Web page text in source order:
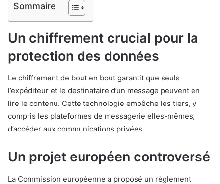
Sommaire
Un chiffrement crucial pour la
protection des données
Le chiffrement de bout en bout garantit que seuls
l’expéditeur et le destinataire d’un message peuvent en
lire le contenu. Cette technologie empêche les tiers, y
compris les plateformes de messagerie elles-mêmes,
d’accéder aux communications privées.
Un projet européen controversé
La Commission européenne a proposé un règlement